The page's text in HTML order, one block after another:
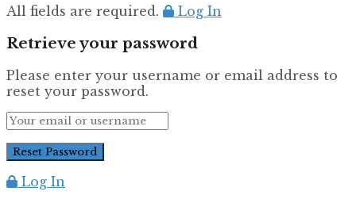
All fields are required. Log In
Retrieve your password
Please enter your username or email address to
reset your password.
Log In